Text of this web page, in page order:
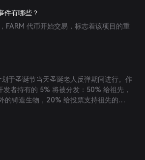
有哪些？
FARM 代币开始交易，标志着该项目的重
于圣诞节当天圣诞老人反弹期间进行。作
发者持有的 5% 将被分发：50% 给祖先，
的铸造生物，20% 给投票支持祖先的